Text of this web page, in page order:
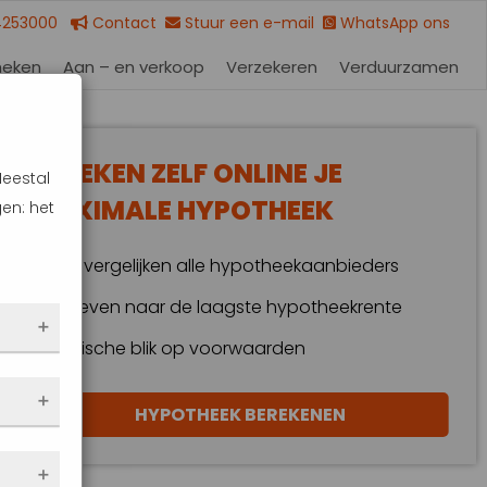
Contact Stuur een e-mail WhatsApp ons
Aan – en verkoop Verzekeren Verduurzamen
BEREKEN ZELF ONLINE JE
MAXIMALE HYPOTHEEK
Wij vergelijken alle hypotheekaanbieders
Streven naar de laagste hypotheekrente
Kritische blik op voorwaarden
HYPOTHEEK BEREKENEN
het